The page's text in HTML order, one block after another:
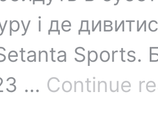
і де
Sports.
… Continue